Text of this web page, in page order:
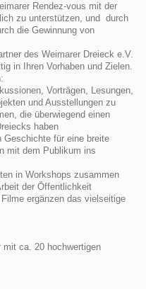
Rendez-vous mit der
zu unterstützen, und durch
die Gewinnung von
des Weimarer Dreieck e.V.
in Ihren Vorhaben und Zielen.
Vorträgen, Lesungen,
und Ausstellungen zu
die überwiegend einen
haben
für eine breite
mit dem Publikum ins
in Workshops zusammen
der Öffentlichkeit
ergänzen das vielseitige
mit ca. 20 hochwertigen